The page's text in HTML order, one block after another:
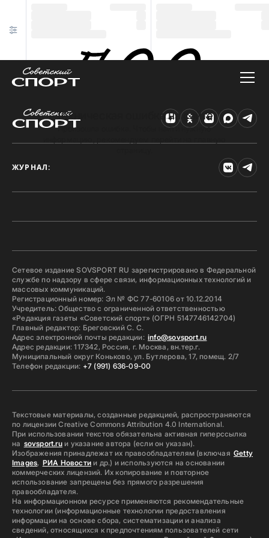
Техническая ошибка на сайте
Произошла ошибка. Чтобы найти нужную
ЖУРНАЛ:
Сетевое издание SOVSPORT RU зарегистрировано в Федеральной
службе по надзору в сфере связи, информационных технологий и
массовых коммуникаций.
Регистрационный номер: Эл № ФС 77-60106 от 10.12.2014
Учредитель: Общество с ограниченной ответственностью
«Редакция газеты «Советский спорт» (ОГРН 5147746142704)
Главный редактор: Бреговский С. С.
Адрес электронной почты редакции: info@sovsport.ru
Адрес редакции: 117342, Россия, г. Москва, вн.тер.г.
Муниципальный округ Коньково, ул. Бутлерова, 17, помещ. 2/7
Телефон редакции: +7 (991) 636-09-00
Текстовые материалы, созданные редакцией, распространяются
по лицензии Creative Commons Attribution 4.0 International.
При использовании текстов обязательна активная гиперссылка
на sovsport.ruи указание автора (если он указан).
Изображения принадлежат их правообладателям (включая Getty
Images, РИА Новостии др.) и используются на основании
коммерческих лицензий. Их копирование и повторное
использование запрещены без прямого разрешения
правообладателя.
На информационном ресурсе применяются рекомендательные
технологии (информационные технологии предоставления
информации на основе сбора, систематизации и анализа
сведений, относящихся к предпочтениям пользователей сети